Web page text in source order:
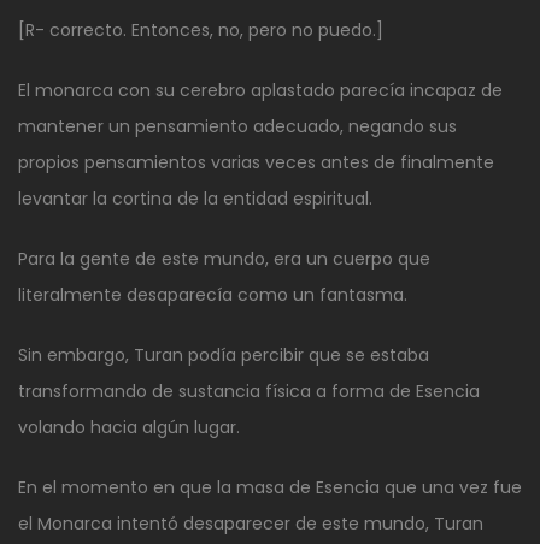
[R- correcto. Entonces, no, pero no puedo.]
El monarca con su cerebro aplastado parecía incapaz de
mantener un pensamiento adecuado, negando sus
propios pensamientos varias veces antes de finalmente
levantar la cortina de la entidad espiritual.
Para la gente de este mundo, era un cuerpo que
literalmente desaparecía como un fantasma.
Sin embargo, Turan podía percibir que se estaba
transformando de sustancia física a forma de Esencia
volando hacia algún lugar.
En el momento en que la masa de Esencia que una vez fue
el Monarca intentó desaparecer de este mundo, Turan